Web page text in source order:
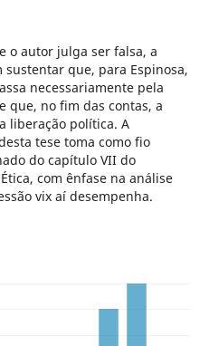
o autor julga ser falsa, a
que, para Espinosa,
necessariamente pela
que, no fim das contas, a
liberação política. A
tese toma como fio
do capítulo VII do
com ênfase na análise
vix aí desempenha.